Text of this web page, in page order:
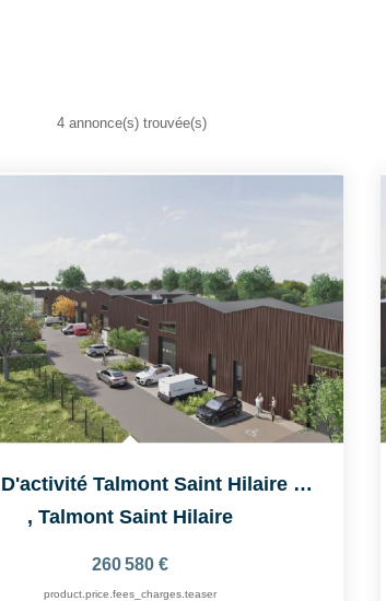
4 annonce(s) trouvée(s)
Local D'activité Talmont Saint Hilaire 155 M2
, Talmont Saint Hilaire
260 580 €
product.price.fees_charges.teaser